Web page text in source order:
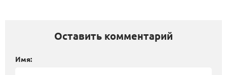
Оставить комментарий
Имя: